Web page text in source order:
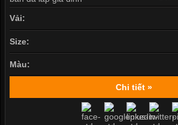
Vải:
Size:
Màu:
Chi tiết »